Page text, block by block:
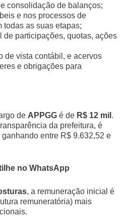
consolidação de balanços;
e nos processos de
todas as suas etapas;
de participações, quotas, ações
de vista contábil, e acervos
e obrigações para
de APPGG é de R$ 12 mil .
da prefeitura, é
entre R$ 9.632,52 e
no WhatsApp
, a remuneração inicial é
remuneratória) mais